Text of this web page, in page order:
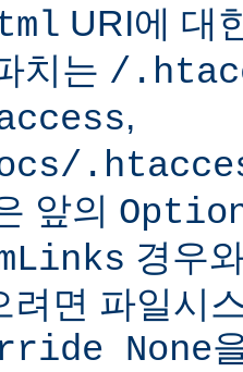
URI에 대
치는 /
,
앞의
경우
려면 파일시
None